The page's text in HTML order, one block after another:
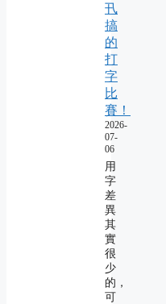
卂
搞
的
打
字
比
賽！
2026-
07-
06
用
字
差
異
其
實
很
少
的，
可